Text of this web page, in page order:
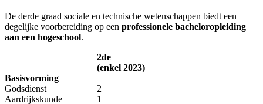
De derde graad sociale en technische wetenschappen biedt een
degelijke voorbereiding op een professionele bacheloropleiding
aan een hogeschool.
2de
(enkel 2023)
Basisvorming
Godsdienst
2
Aardrijkskunde
1